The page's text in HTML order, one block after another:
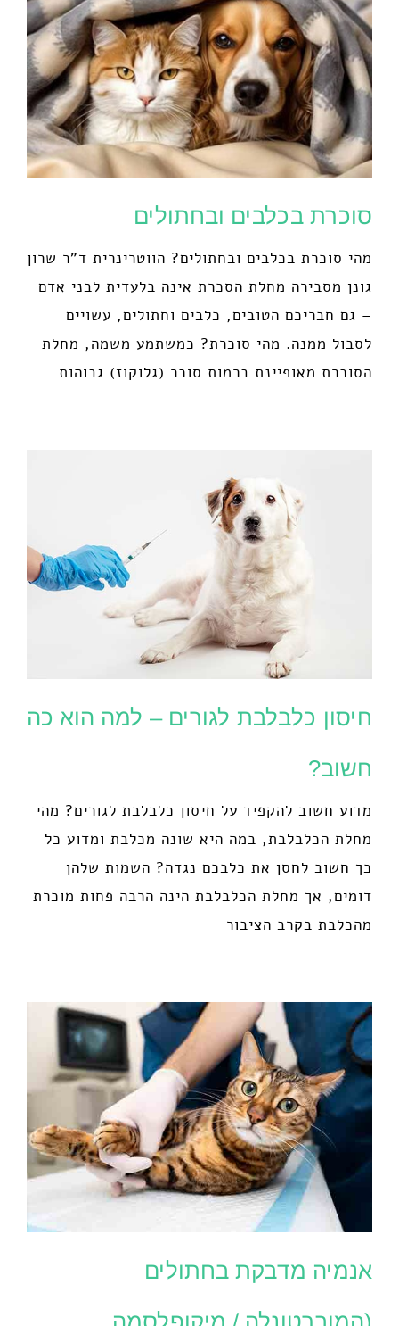
סוכרת בכלבים ובחתולים
מהי סוכרת בכלבים ובחתולים? הווטרינרית ד"ר שרון
גונן מסבירה מחלת הסכרת אינה בלעדית לבני אדם
– גם חבריכם הטובים, כלבים וחתולים, עשויים
לסבול ממנה. מהי סוכרת? כמשתמע משמה, מחלת
הסוכרת מאופיינת ברמות סוכר (גלוקוז) גבוהות
חיסון כלבלבת לגורים – למה הוא כה
חשוב?
מדוע חשוב להקפיד על חיסון כלבלבת לגורים? מהי
מחלת הכלבלבת, במה היא שונה מכלבת ומדוע כל
כך חשוב לחסן את כלבכם נגדה? השמות שלהן
דומים, אך מחלת הכלבלבת הינה הרבה פחות מוכרת
מהכלבת בקרב הציבור
אנמיה מדבקת בחתולים